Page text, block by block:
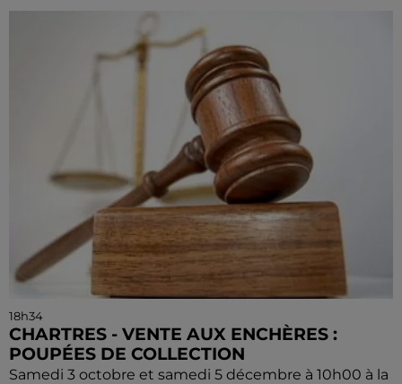
18h34
CHARTRES - VENTE AUX ENCHÈRES :
POUPÉES DE COLLECTION
Samedi 3 octobre et samedi 5 décembre à 10h00 à la